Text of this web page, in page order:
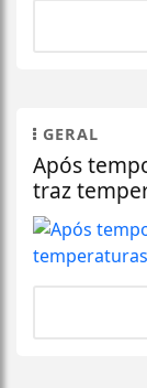
GERAL
Após
traz